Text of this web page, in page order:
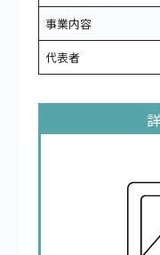
事業内容
代表者